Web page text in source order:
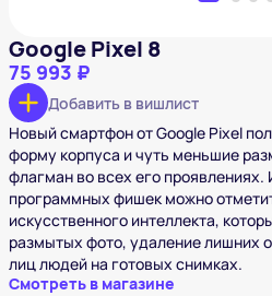
Google Pixel 8
75 993 ₽
Добавить в вишлист
Новый смартфон от Google Pixel
форму корпуса и чуть меньшие
флагман во всех его проявлениях.
программных фишек можно
искусственного интеллекта,
размытых фото, удаление лишних
лиц людей на готовых снимках.
Смотреть в магазине